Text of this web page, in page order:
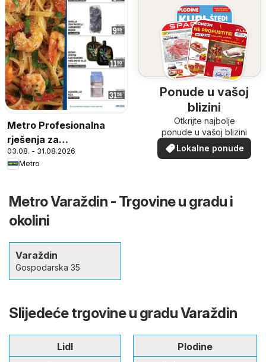
Metro Profesionalna
rješenja za
ugostiteljstvo
03.08. - 31.08.2026
Metro
Ponude u vašoj
blizini
Otkrijte najbolje
ponude u vašoj blizini
Lokalne ponude
Metro Varaždin - Trgovine u gradu i
okolini
Varaždin
Gospodarska 35
Slijedeće trgovine u gradu Varaždin
Lidl
Plodine